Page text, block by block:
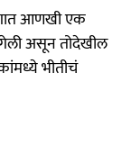
आणखी एक
गेली असून तोदेखील
भीतीचं